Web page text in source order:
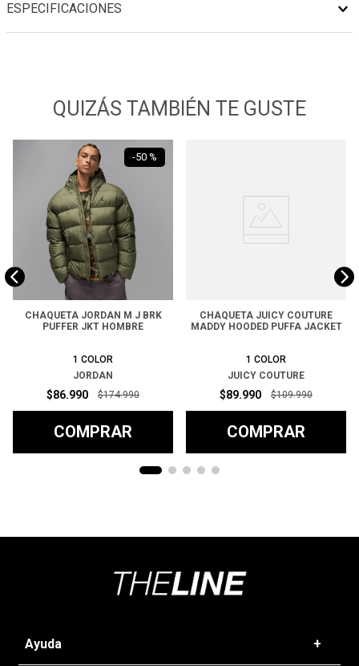
ESPECIFICACIONES
QUIZÁS TAMBIÉN TE GUSTE
-50 %
CHAQUETA JORDAN M J BRK
PUFFER JKT HOMBRE
1 COLOR
JORDAN
$86.990 $174.990
COMPRAR
CHAQUETA JUICY COUTURE
MADDY HOODED PUFFA JACKET
1 COLOR
JUICY COUTURE
$89.990 $109.990
COMPRAR
Ayuda +